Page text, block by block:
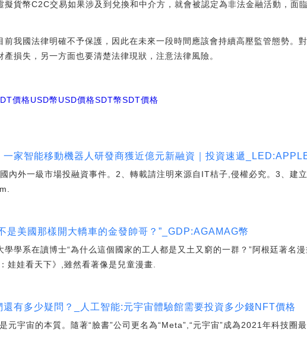
擬貨幣C2C交易如果涉及到兌換和中介方，就會被認定為非法金融活動，面
我國法律明確不予保護，因此在未來一段時間應該會持續高壓監管態勢。
損失，另一方面也要清楚法律現狀，注意法律風險。
價格USD幣USD價格SDT幣SDT價格
家智能移動機器人研發商獲近億元新融資｜投資速遞
內外一級市場投融資事件。2、轉載請注明來源自IT桔子,侵權必究。3、建立
是美國那樣開大轎車的金發帥哥？”_GDP:AGAMAG幣
學系在讀博士“為什么這個國家的工人都是又土又窮的一群？”阿根廷著名
娃娃看天下》,雖然看著像是兒童漫畫.
有多少疑問？_人工智能:元宇宙體驗館需要投資多少錢NFT價格
元宇宙的本質。隨著“臉書”公司更名為“Meta”,“元宇宙”成為2021年科技圈